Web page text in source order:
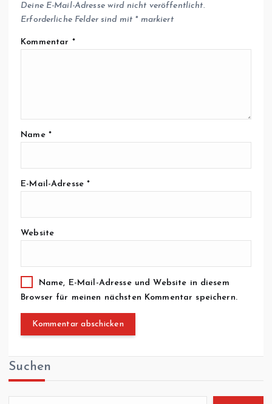
Deine E-Mail-Adresse wird nicht veröffentlicht.
Erforderliche Felder sind mit *markiert
Kommentar *
Name *
E-Mail-Adresse*
Website
Name, E-Mail-Adresse und Website in diesem
Browser für meinen nächsten Kommentar speichern.
Suchen